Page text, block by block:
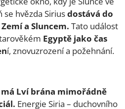
se hvězda Siriusdostává do
a Sluncem. Tato událost
Egyptě jako čas
í, znovuzrození a požehnání.
má Lví brána mimořádně
Energie Siria – duchovního